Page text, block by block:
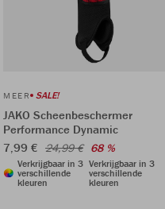
MEER SALE!
JAKO Scheenbeschermer
Performance Dynamic
7,99 € 24,99 € 68 %
Verkrijgbaar in 3
verschillende
kleuren
Verkrijgbaar in 3
verschillende
kleuren